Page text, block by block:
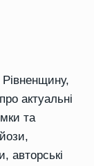
актуальні
та
авторські